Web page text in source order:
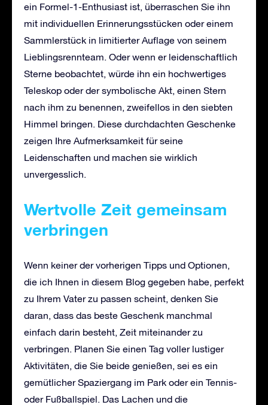
ein Formel-1-Enthusiast ist, überraschen Sie ihn
mit individuellen Erinnerungsstücken oder einem
Sammlerstück in limitierter Auflage von seinem
Lieblingsrennteam. Oder wenn er leidenschaftlich
Sterne beobachtet, würde ihn ein hochwertiges
Teleskop oder der symbolische Akt, einen Stern
nach ihm zu benennen, zweifellos in den siebten
Himmel bringen. Diese durchdachten Geschenke
zeigen Ihre Aufmerksamkeit für seine
Leidenschaften und machen sie wirklich
unvergesslich.
Wertvolle Zeit gemeinsam
verbringen
Wenn keiner der vorherigen Tipps und Optionen,
die ich Ihnen in diesem Blog gegeben habe, perfekt
zu Ihrem Vater zu passen scheint, denken Sie
daran, dass das beste Geschenk manchmal
einfach darin besteht, Zeit miteinander zu
verbringen. Planen Sie einen Tag voller lustiger
Aktivitäten, die Sie beide genießen, sei es ein
gemütlicher Spaziergang im Park oder ein Tennis-
oder Fußballspiel. Das Lachen und die